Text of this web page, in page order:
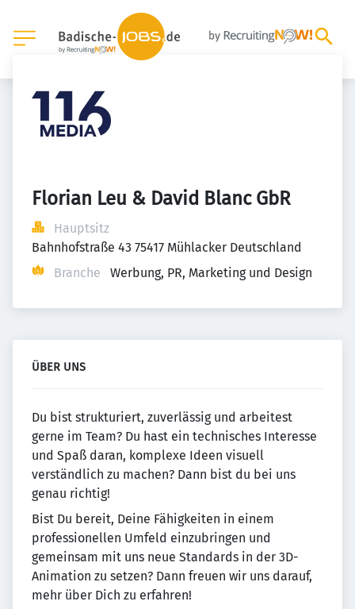
Florian Leu & David Blanc GbR
Hauptsitz
Bahnhofstraße 43 75417 Mühlacker Deutschland
Branche
Werbung, PR, Marketing und Design
ÜBER UNS
Du bist strukturiert, zuverlässig und arbeitest
gerne im Team? Du hast ein technisches Interesse
und Spaß daran, komplexe Ideen visuell
verständlich zu machen? Dann bist du bei uns
genau richtig!
Bist Du bereit, Deine Fähigkeiten in einem
professionellen Umfeld einzubringen und
gemeinsam mit uns neue Standards in der 3D-
Animation zu setzen? Dann freuen wir uns darauf,
mehr über Dich zu erfahren!